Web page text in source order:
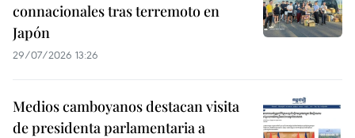
connacionales tras terremoto en
Japón
29/07/2026 13:26
Medios camboyanos destacan visita
de presidenta parlamentaria a